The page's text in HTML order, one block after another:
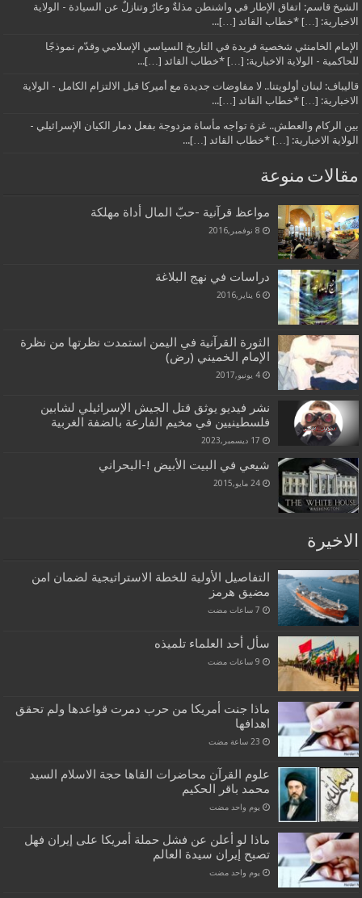
الشيخ قاسم: اتفاق الإطار في واشنطن مذلةٌ وعارٌ وتنازلٌ عن السيادة - الولاية
الاخبارية: […] *خطاب القائد […]...
الإمام الخامنئي شخصية فريدة في التاريخ السياسي الإسلامي وقدّم نموذجًا
للحاكمية - الولاية الاخبارية: […] *خطاب القائد […]...
قاليباف: لبنان أولويتنا.. لا مفاوضات جديدة مع أميركا قبل الالتزام الكامل - الولاية
الاخبارية: […] *خطاب القائد […]...
بين الركام والعطش.. غزة تواجه مأساة مزدوجة بفعل دمار الكيان الإسرائيلي -
الولاية الاخبارية: […] *خطاب القائد […]...
مقالات منوعة
مواعظ قرآنية -حبّ المال أداة مهلكة
8 نوفمبر,2016
دراسات في نهج البلاغة
6 يناير,2016
الثورة القرآنية في اليمن استمدت نظرتها من نظرة
الإمام الخميني (رض)
4 يونيو,2017
نشر فيديو يوثق قتل الجيش الإسرائيلي لشابين
فلسطينيين في مخيم الفارعة بالضفة الغربية
17 ديسمبر,2023
شيعي في البيت الأبيض !-البحراني
24 مايو,2015
الاخيرة
التفاصيل الأولية للخطة الاستراتيجية لضمان امن
مضيق هرمز
سأل أحد العلماء تلميذه
ماذا جنت أمريكا من حرب دمرت قواعدها ولم تحقق
اهدافها
علوم القرآن محاضرات القاها حجة الاسلام السيد
محمد باقر الحكيم
‏يوم واحد مضت
ماذا لو أعلن عن فشل حملة أمريكا على إيران فهل
تصبح إيران سيدة العالم
‏يوم واحد مضت